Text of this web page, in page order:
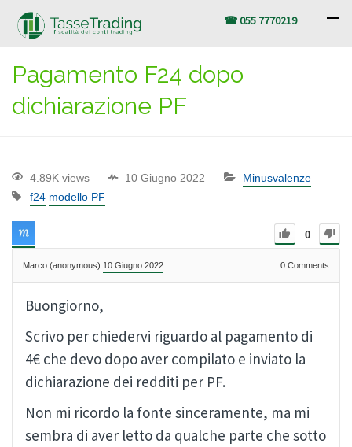
☎ 055 7770219
Pagamento F24 dopo
dichiarazione PF
4.89K views 10 Giugno 2022
Minusvalenze
f24 modello PF
0
Marco (anonymous) 10 Giugno 2022 0 Comments
Buongiorno,
Scrivo per chiedervi riguardo al pagamento di
4€ che devo dopo aver compilato e inviato la
dichiarazione dei redditi per PF.
Non mi ricordo la fonte sinceramente, ma mi
sembra di aver letto da qualche parte che sotto